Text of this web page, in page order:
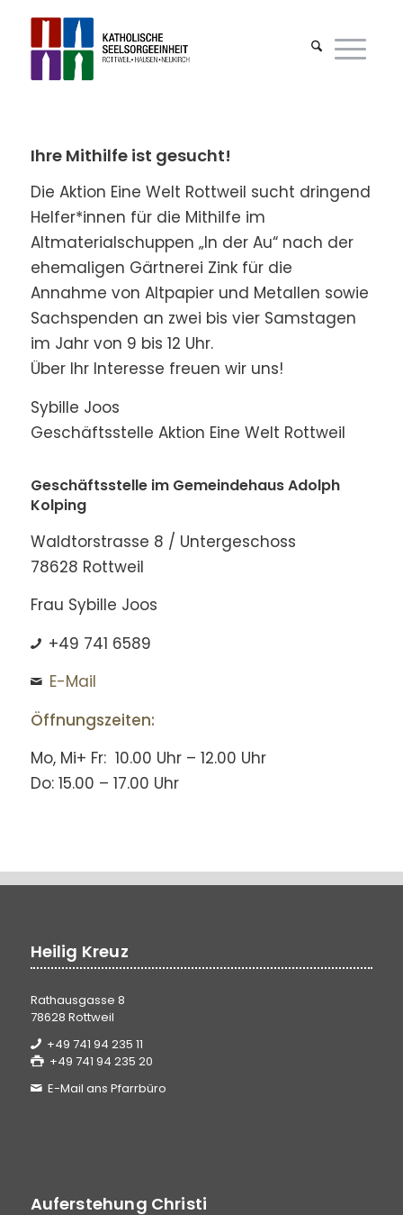
Ihre Mithilfe ist gesucht!
Die Aktion Eine Welt Rottweil sucht dringend
Helfer*innen für die Mithilfe im
Altmaterialschuppen „In der Au“ nach der
ehemaligen Gärtnerei Zink für die
Annahme von Altpapier und Metallen sowie
Sachspenden an zwei bis vier Samstagen
im Jahr von 9 bis 12 Uhr.
Über Ihr Interesse freuen wir uns!
Sybille Joos
Geschäftsstelle Aktion Eine Welt Rottweil
Geschäftsstelle im Gemeindehaus Adolph
Kolping
Waldtorstrasse 8 / Untergeschoss
78628 Rottweil
Frau Sybille Joos
+49 741 6589
E-Mail
Öffnungszeiten:
Mo, Mi+ Fr: 10.00 Uhr – 12.00 Uhr
Do: 15.00 – 17.00 Uhr
Heilig Kreuz
Rathausgasse 8
78628 Rottweil
+49 741 94 235 11
+49 741 94 235 20
E-Mail ans Pfarrbüro
Auferstehung Christi